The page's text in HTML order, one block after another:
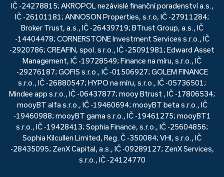
IČ -24278815; AKROPOL nezávislé finanční poradenství a.s.,
IČ -26101181; ANNOSON Properties, s.r.o, IČ -27911284;
Broker Trust, a.s., IČ -26439719; BTrust Group, a.s., IČ
-14404478; CORNERSTONE Investment Services s.r.o., IČ
-2920786; CREAFIN, spol. s r.o., IČ -25091981; Edward Asset
Management, IČ -19728549; Finance na míru, s.r.o., IČ
-29276187; GOFIS s.r.o., IČ -01506927; GOLEM FINANCE
s.r.o., IČ -26880547; HYPO na míru, s.r.o., IČ -05736501;
Mindee app s.r.o., IČ -06437877; mooy Btrust , IČ -17806534;
mooyBT alfa s.r.o., IČ -19460694; mooyBT beta s.r.o., IČ
-19460988; mooyBT gama s.r.o., IČ -19461275; mooyBT1
s.r.o., IČ -19428413; Sophia Finance, s.r.o., IČ -25604856;
Sophia Kilcullen Limited, Reg. Č -350084; VHI, s.r.o., IČ
-28435095; ZenX Capital, a.s., IČ -09289127; ZenX Services,
s.r.o., IČ -24124770